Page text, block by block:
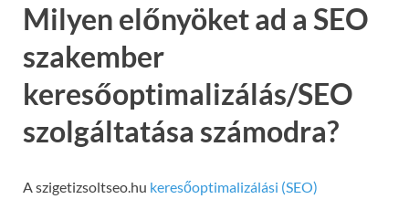
Milyen előnyöket ad a SEO
szakember
keresőoptimalizálás/SEO
szolgáltatása számodra?
A szigetizsoltseo.hu keresőoptimalizálási (SEO)